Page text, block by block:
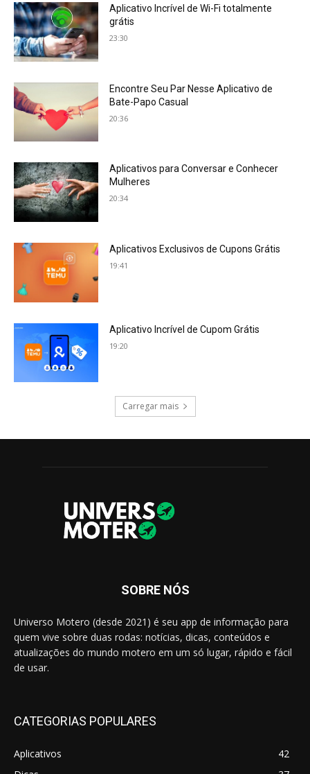
Aplicativo Incrível de Wi-Fi totalmente
grátis
23:30
Encontre Seu Par Nesse Aplicativo de
Bate-Papo Casual
20:36
Aplicativos para Conversar e Conhecer
Mulheres
20:34
Aplicativos Exclusivos de Cupons Grátis
19:41
Aplicativo Incrível de Cupom Grátis
19:20
Carregar mais
SOBRE NÓS
Universo Motero (desde 2021) é seu app de informação para
quem vive sobre duas rodas: notícias, dicas, conteúdos e
atualizações do mundo motero em um só lugar, rápido e fácil
de usar.
CATEGORIAS POPULARES
Aplicativos
42